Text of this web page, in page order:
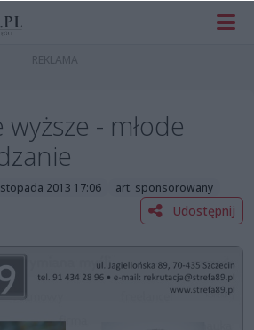
wyższe - młode
2013 17:06 art. sponsorowany
Udostępnij